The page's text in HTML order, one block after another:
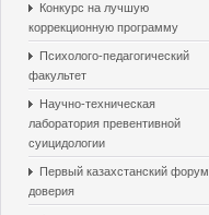
Конкурс на лучшую
коррекционную программу
Психолого-педагогический
факультет
Научно-техническая
лаборатория превентивной
суицидологии
Первый казахстанский форум
доверия